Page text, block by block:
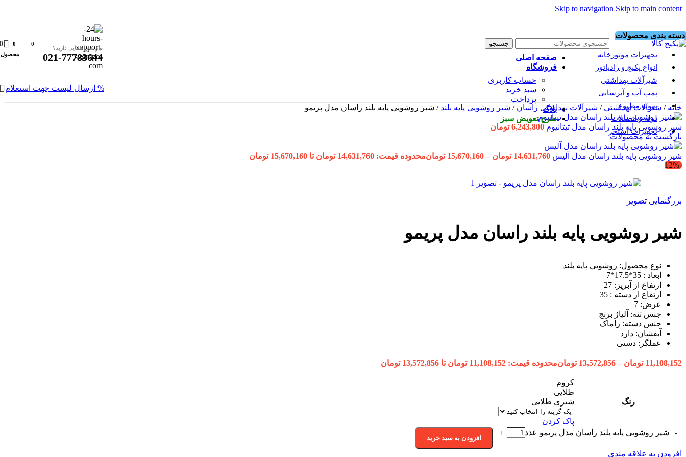
Skip to navigation Skip to main content
جستجو
نیاز به راهنمایی دارید؟
021-77783644
0
0
محصول
دسته بندی محصولات
تجهیزات موتورخانه
انواع پکیج و رادیاتور
شیرآلات بهداشتی
پمپ آب و آبرسانی
تهویه مطبوع
لوله و اتصالات
تجهیزات استخر
صفحه اصلی
فروشگاه
حساب کاربری
سبد خرید
پرداخت
بلاگ
طرح تعویض سبز
% ارسال لیست جهت استعلام
خانه/ شیرآلات بهداشتی/ شیرآلات بهداشتی راسان/ شیر روشویی پایه بلند/ شیر روشویی پایه بلند راسان مدل پریمو
شیر روشویی پایه بلند راسان مدل تیتانیوم 6,243,800 تومان
بازگشت به محصولات
شیر روشویی پایه بلند راسان مدل آلیس 14,631,760 تومان –
15,670,160 تومانمحدوده قیمت: 14,631,760 تومان تا 15,670,160 تومان
-12%
بزرگنمایی تصویر
شیر روشویی پایه بلند راسان مدل پریمو
نوع محصول: روشویی پایه بلند
ابعاد : 35*17.5*7
ارتفاع از آبریز: 27
ارتفاع از دسته : 35
عرض: 7
جنس تنه: آلیاژ برنج
جنس دسته: زاماک
آبفشان: دارد
عملگر: دستی
11,108,152 تومان –
13,572,856 تومانمحدوده قیمت: 11,108,152 تومان تا 13,572,856 تومان
رنگ
کروم
طلایی
شیری طلایی
پاک کردن
شیر روشویی پایه بلند راسان مدل پریمو عدد
افزودن به سبد خرید
افزودن به علاقه مندی